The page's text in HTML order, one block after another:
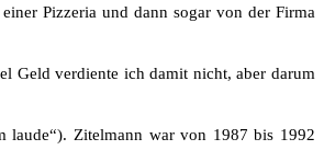
Pizzeria und dann sogar von der Firma
Geld verdiente ich damit nicht, aber darum
laude“). Zitelmann war von 1987 bis 1992